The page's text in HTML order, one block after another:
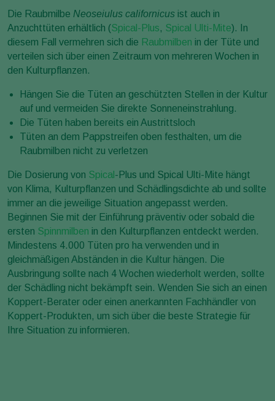
Die Raubmilbe Neoseiulus californicus ist auch in
Anzuchttüten erhältlich (Spical-Plus, Spical Ulti-Mite). In
diesem Fall vermehren sich die Raubmilben in der Tüte und
verteilen sich über einen Zeitraum von mehreren Wochen in
den Kulturpflanzen.
Hängen Sie die Tüten an geschützten Stellen in der Kultur
auf und vermeiden Sie direkte Sonneneinstrahlung.
Die Tüten haben bereits ein Austrittsloch
Tüten an dem Pappstreifen oben festhalten, um die
Raubmilben nicht zu verletzen
Die Dosierung von Spical -Plus und Spical Ulti-Mite hängt
von Klima, Kulturpflanzen und Schädlingsdichte ab und sollte
immer an die jeweilige Situation angepasst werden.
Beginnen Sie mit der Einführung präventiv oder sobald die
ersten Spinnmilben in den Kulturpflanzen entdeckt werden.
Mindestens 4.000 Tüten pro ha verwenden und in
gleichmäßigen Abständen in die Kultur hängen. Die
Ausbringung sollte nach 4 Wochen wiederholt werden, sollte
der Schädling nicht bekämpft sein. Wenden Sie sich an einen
Koppert-Berater oder einen anerkannten Fachhändler von
Koppert-Produkten, um sich über die beste Strategie für
Ihre Situation zu informieren.